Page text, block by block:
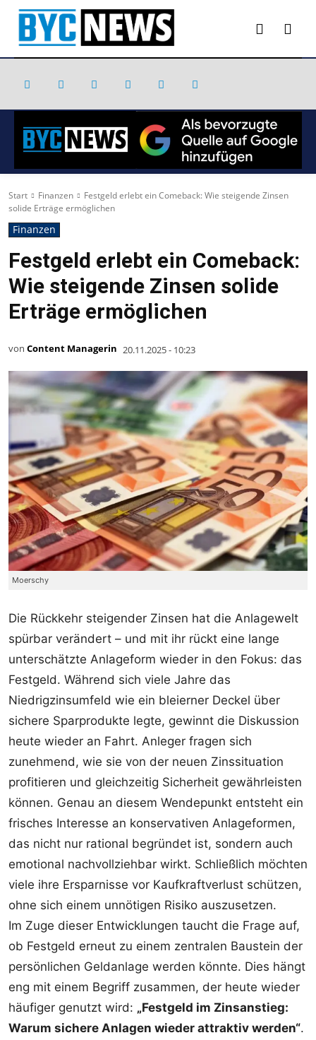
Start Finanzen
Festgeld erlebt ein Comeback: Wie steigende Zinsen
solide Erträge ermöglichen
Finanzen
Festgeld erlebt ein Comeback:
Wie steigende Zinsen solide
Erträge ermöglichen
von Content Managerin 20.11.2025 - 10:23
Moerschy
Die Rückkehr steigender Zinsen hat die Anlagewelt
spürbar verändert – und mit ihr rückt eine lange
unterschätzte Anlageform wieder in den Fokus: das
Festgeld. Während sich viele Jahre das
Niedrigzinsumfeld wie ein bleierner Deckel über
sichere Sparprodukte legte, gewinnt die Diskussion
heute wieder an Fahrt. Anleger fragen sich
zunehmend, wie sie von der neuen Zinssituation
profitieren und gleichzeitig Sicherheit gewährleisten
können. Genau an diesem Wendepunkt entsteht ein
frisches Interesse an konservativen Anlageformen,
das nicht nur rational begründet ist, sondern auch
emotional nachvollziehbar wirkt. Schließlich möchten
viele ihre Ersparnisse vor Kaufkraftverlust schützen,
ohne sich einem unnötigen Risiko auszusetzen.
Im Zuge dieser Entwicklungen taucht die Frage auf,
ob Festgeld erneut zu einem zentralen Baustein der
persönlichen Geldanlage werden könnte. Dies hängt
eng mit einem Begriff zusammen, der heute wieder
häufiger genutzt wird: „Festgeld im Zinsanstieg:
Warum sichere Anlagen wieder attraktiv werden“.